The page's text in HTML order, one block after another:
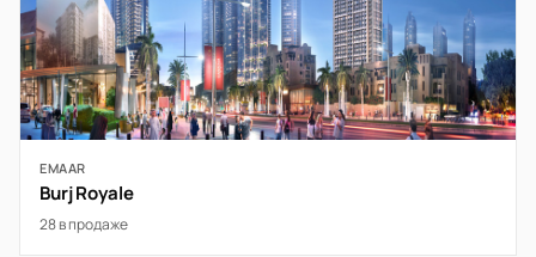
EMAAR
Burj Royale
28 в продаже